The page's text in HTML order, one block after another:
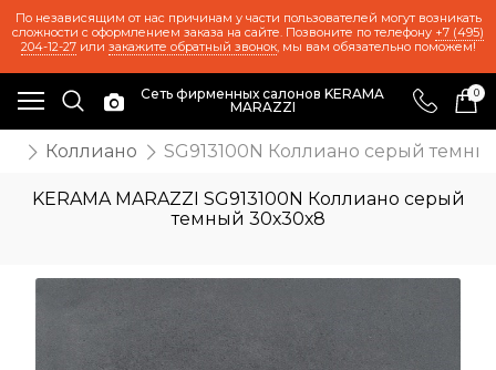
По независящим от нас причинам у части пользователей могут возникать
сложности с оформлением заказа на сайте. Позвоните по телефону +7 (495)
204-12-27или закажите обратный звонок, мы вам обязательно поможем!
Сеть фирменных салонов KERAMA
MARAZZI
0
Коллиано SG913100N Коллиано серый
KERAMA MARAZZI SG913100N Коллиано серый
темный 30х30х8